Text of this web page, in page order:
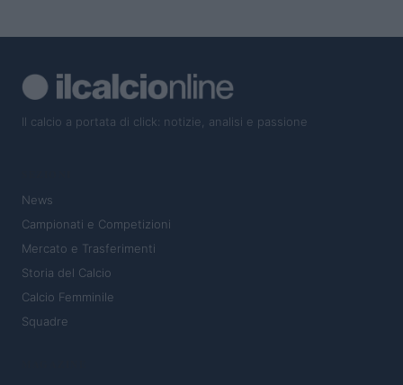
Il calcio a portata di click: notizie, analisi e passione
News
Campionati e Competizioni
Mercato e Trasferimenti
Storia del Calcio
Calcio Femminile
Squadre